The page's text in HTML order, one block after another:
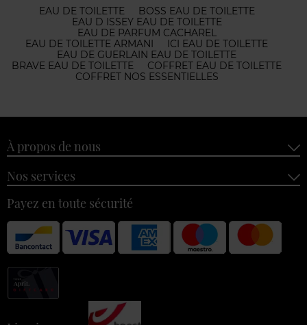
EAU DE TOILETTE
BOSS EAU DE TOILETTE
EAU D ISSEY EAU DE TOILETTE
EAU DE PARFUM CACHAREL
EAU DE TOILETTE ARMANI
ICI EAU DE TOILETTE
EAU DE GUERLAIN EAU DE TOILETTE
BRAVE EAU DE TOILETTE
COFFRET EAU DE TOILETTE
COFFRET NOS ESSENTIELLES
À propos de nous
Nos services
Payez en toute sécurité